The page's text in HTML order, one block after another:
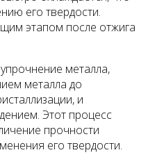
его твердости.
этапом после отжига
металла,
металла до
и
Этот процесс
прочности
его твердости.